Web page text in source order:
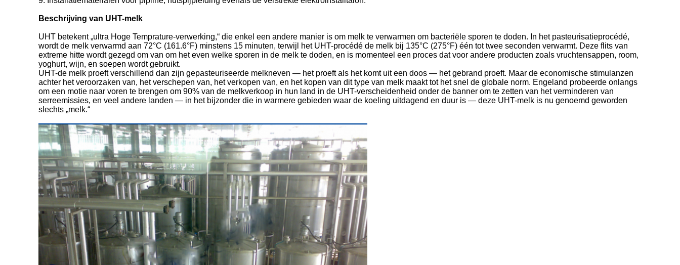
Beschrijving van UHT-melk
UHT betekent „ultra Hoge Temprature-verwerking,“ die enkel een andere manier is om melk te verwarmen om bacteriële sporen te doden. In het pasteurisatieprocédé,
wordt de melk verwarmd aan 72°C (161.6°F) minstens 15 minuten, terwijl het UHT-procédé de melk bij 135°C (275°F) één tot twee seconden verwarmt. Deze flits van
extreme hitte wordt gezegd om van om het even welke sporen in de melk te doden, en is momenteel een proces dat voor andere producten zoals vruchtensappen, room,
yoghurt, wijn, en soepen wordt gebruikt.
UHT-de melk proeft verschillend dan zijn gepasteuriseerde melkneven — het proeft als het komt uit een doos — het gebrand proeft. Maar de economische stimulanzen
achter het veroorzaken van, het verschepen van, het verkopen van, en het kopen van dit type van melk maakt tot het snel de globale norm. Engeland probeerde onlangs
om een motie naar voren te brengen om 90% van de melkverkoop in hun land in de UHT-verscheidenheid onder de banner om te zetten van het verminderen van
serreemissies, en veel andere landen — in het bijzonder die in warmere gebieden waar de koeling uitdagend en duur is — deze UHT-melk is nu genoemd geworden
slechts „melk.“